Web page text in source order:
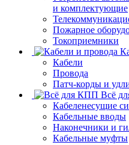
и комплектующие
Пожарное
Токоприемники
Кабели
Провода
Патч-корды и
Всё
Кабеленесущие
Кабельные вводы
Наконечники и
Кабельные муфты